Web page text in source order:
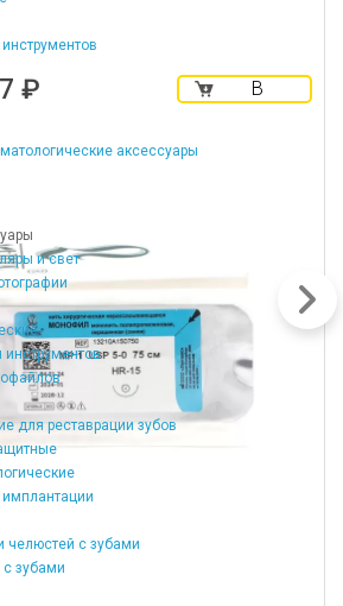
аксессуары
и свет
для реставрации зубов
с зубами
зубами
₽
В